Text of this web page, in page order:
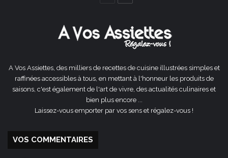
A Vos Assiettes, des milliers de recettes de cuisine illustrées simples et
raffinées accessibles à tous, en mettant à l'honneur les produits de
saisons, c'est également de l'art de vivre, des actualités culinaires et
bien plus encore ...
Laissez-vous emporter par vos sens et régalez-vous !
VOS COMMENTAIRES